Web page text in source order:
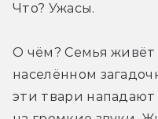
Что? Ужасы.
О чём? Семья живёт
населённом
эти твари нападают